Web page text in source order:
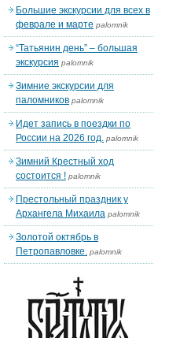
Большие экскурсии для всех в
феврале и марте palomnik
“Татьянин день” – большая
экскурсия palomnik
Зимние экскурсии для
паломников palomnik
Идет запись в поездки по
России на 2026 год. palomnik
Зимний Крестный ход
состоится ! palomnik
Престольный праздник у
Архангела Михаила palomnik
Золотой октябрь в
Петропавловке. palomnik